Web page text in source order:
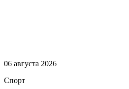
06 августа 2026
Спорт